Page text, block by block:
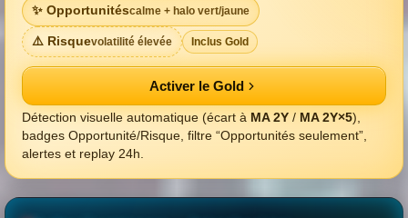
✨ Opportunitéscalme + halo vert/jaune
⚠️ Risquevolatilité élevée Inclus Gold
Activer le Gold
Détection visuelle automatique (écart à MA 2Y / MA 2Y×5),
badges Opportunité/Risque, filtre “Opportunités seulement”,
alertes et replay 24h.